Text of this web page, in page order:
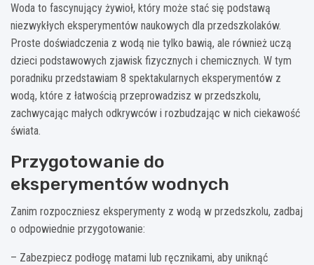
Woda to fascynujący żywioł, który może stać się podstawą
niezwykłych eksperymentów naukowych dla przedszkolaków.
Proste doświadczenia z wodą nie tylko bawią, ale również uczą
dzieci podstawowych zjawisk fizycznych i chemicznych. W tym
poradniku przedstawiam 8 spektakularnych eksperymentów z
wodą, które z łatwością przeprowadzisz w przedszkolu,
zachwycając małych odkrywców i rozbudzając w nich ciekawość
świata.
Przygotowanie do
eksperymentów wodnych
Zanim rozpoczniesz eksperymenty z wodą w przedszkolu, zadbaj
o odpowiednie przygotowanie:
– Zabezpiecz podłogę matami lub ręcznikami, aby uniknąć